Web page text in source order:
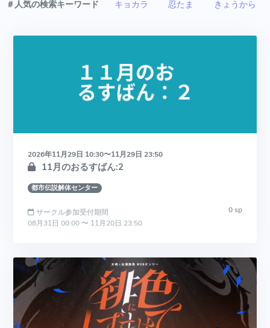
＃人気の検索キーワード キョカラ 忍たま きょうから
2026年11月29日 10:30〜11月29日 23:50
11月のおるすばん:2
都市伝説解体センター
0 sp
サークル参加受付期間
08月31日 00:00 〜 11月20日 23:50